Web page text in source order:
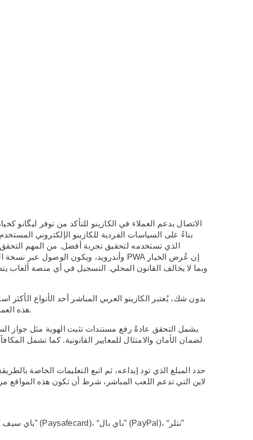
بناءً على السياسات الفردية للكازينو الإلكتروني
الذي تستخدمه لتحقيق تجربة أفضل. من المهم التحقق
وبما لا يخالف القانون المحلي. التسجيل في أي منصة
هذه العملات الرقمية المجهولة التي تعتمد على تقنية البلوك تشين تُعتبر ثورة بالنسبة للاعبين العرب، حيث يمكنهم اللعب دون أي خوف.
يشمل التحقق عادةً رفع مستندات تثبت الهوية مثل جواز
لضمان الأمان والامتثال للمعايير القانونية. كما تشمل
حدد المبلغ الذي تود إيداعه، ثم اتبع التعليمات الخاصة
لاين التي تدعم اللعب المباشر، شرط أن تكون هذه المواقع